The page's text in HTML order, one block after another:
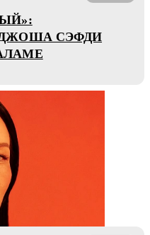
СЭФДИ